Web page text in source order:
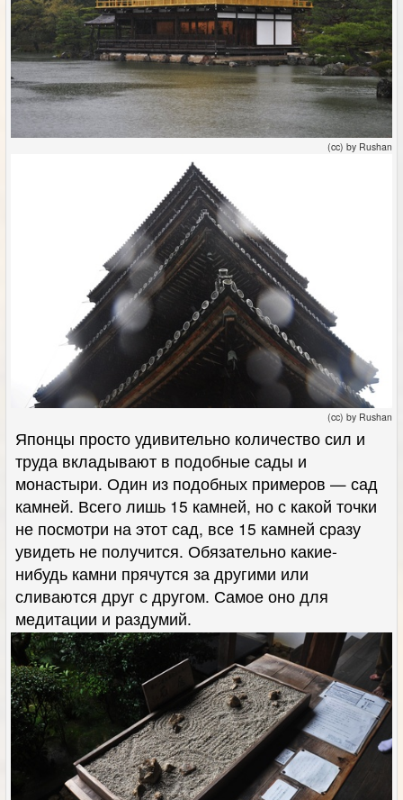
(cc) by Rushan
(cc) by Rushan
Японцы просто удивительно количество сил и
труда вкладывают в подобные сады и
монастыри. Один из подобных примеров — сад
камней. Всего лишь 15 камней, но с какой точки
не посмотри на этот сад, все 15 камней сразу
увидеть не получится. Обязательно какие-
нибудь камни прячутся за другими или
сливаются друг с другом. Самое оно для
медитации и раздумий.